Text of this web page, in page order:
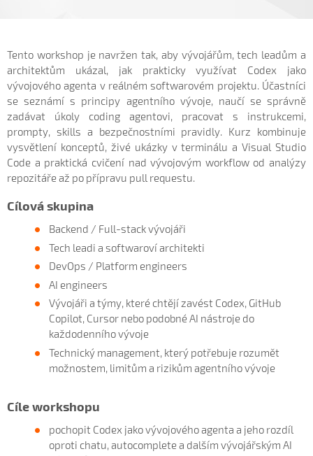
Tento workshop je navržen tak, aby vývojářům, tech leadům a
architektům ukázal, jak prakticky využívat Codex jako
vývojového agenta v reálném softwarovém projektu. Účastníci
se seznámí s principy agentního vývoje, naučí se správně
zadávat úkoly coding agentovi, pracovat s instrukcemi,
prompty, skills a bezpečnostními pravidly. Kurz kombinuje
vysvětlení konceptů, živé ukázky v terminálu a Visual Studio
Code a praktická cvičení nad vývojovým workflow od analýzy
repozitáře až po přípravu pull requestu.
Cílová skupina
Backend / Full-stack vývojáři
Tech leadi a softwaroví architekti
DevOps / Platform engineers
AI engineers
Vývojáři a týmy, které chtějí zavést Codex, GitHub
Copilot, Cursor nebo podobné AI nástroje do
každodenního vývoje
Technický management, který potřebuje rozumět
možnostem, limitům a rizikům agentního vývoje
Cíle workshopu
pochopit Codex jako vývojového agenta a jeho rozdíl
oproti chatu, autocomplete a dalším vývojářským AI